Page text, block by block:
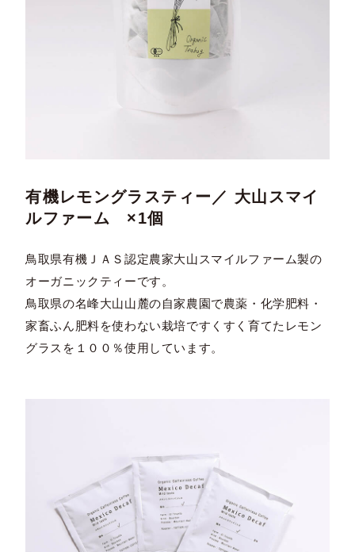
有機レモングラスティー／ 大山スマイ
ルファーム ×1個
鳥取県有機ＪＡＳ認定農家大山スマイルファーム製の
オーガニックティーです。
鳥取県の名峰大山山麓の自家農園で農薬・化学肥料・
家畜ふん肥料を使わない栽培ですくすく育てたレモン
グラスを１００％使用しています。